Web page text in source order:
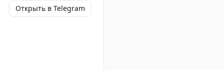
Открыть в Telegram